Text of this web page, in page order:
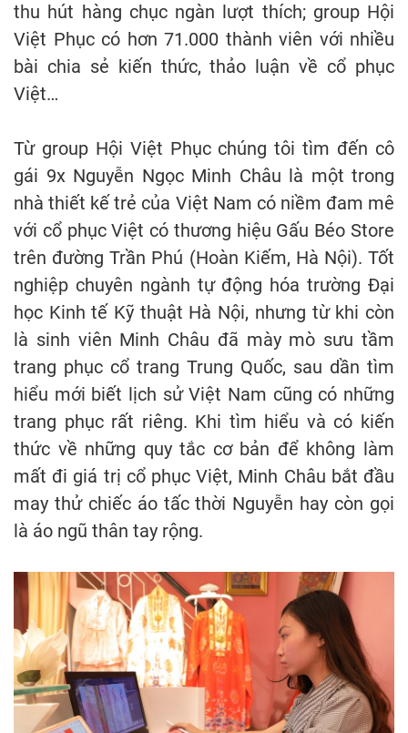
thu hút hàng chục ngàn lượt thích; group Hội
Việt Phục có hơn 71.000 thành viên với nhiều
bài chia sẻ kiến thức, thảo luận về cổ phục
Việt…
Từ group Hội Việt Phục chúng tôi tìm đến cô
gái 9x Nguyễn Ngọc Minh Châu là một trong
nhà thiết kế trẻ của Việt Nam có niềm đam mê
với cổ phục Việt có thương hiệu Gấu Béo Store
trên đường Trần Phú (Hoàn Kiếm, Hà Nội). Tốt
nghiệp chuyên ngành tự động hóa trường Đại
học Kinh tế Kỹ thuật Hà Nội, nhưng từ khi còn
là sinh viên Minh Châu đã mày mò sưu tầm
trang phục cổ trang Trung Quốc, sau dần tìm
hiểu mới biết lịch sử Việt Nam cũng có những
trang phục rất riêng. Khi tìm hiểu và có kiến
thức về những quy tắc cơ bản để không làm
mất đi giá trị cổ phục Việt, Minh Châu bắt đầu
may thử chiếc áo tấc thời Nguyễn hay còn gọi
là áo ngũ thân tay rộng.